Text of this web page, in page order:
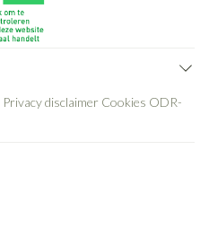
Privacy disclaimer Cookies ODR-